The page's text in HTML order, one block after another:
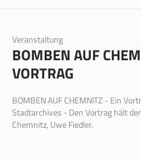
Veranstaltung
BOMBEN AUF
VORTRAG
BOMBEN AUF CHEMNITZ - Ein
Stadtarchives - Den Vortrag hält
Chemnitz, Uwe Fiedler.